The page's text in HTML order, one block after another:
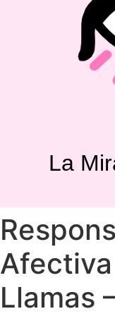
La
Llamas